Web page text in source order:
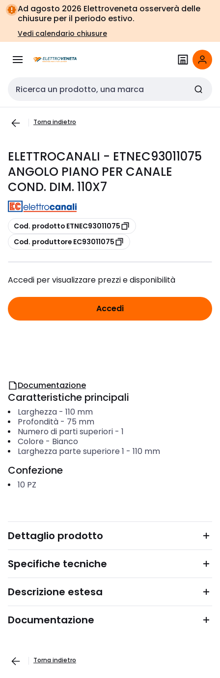
Vai alla
navigazione
Vai
alla
pagina
Ad agosto 2026 Elettroveneta osserverà delle
chiusure per il periodo estivo.
Vedi calendario chiusure
Cerca input
Torna indietro
ELETTROCANALI - ETNEC93011075
ANGOLO PIANO PER CANALE
COND. DIM. 110X7
copia
Cod. prodotto ETNEC93011075
copia
Cod. produttore EC93011075
Accedi per visualizzare prezzi e disponibilità
Accedi
Documentazione
Caratteristiche principali
Larghezza- 110 mm
Profondità- 75 mm
Numero di parti superiori- 1
Colore - Bianco
Larghezza parte superiore 1 - 110 mm
Confezione
10 PZ
Dettaglio prodotto
Specifiche tecniche
Descrizione estesa
Documentazione
Torna indietro